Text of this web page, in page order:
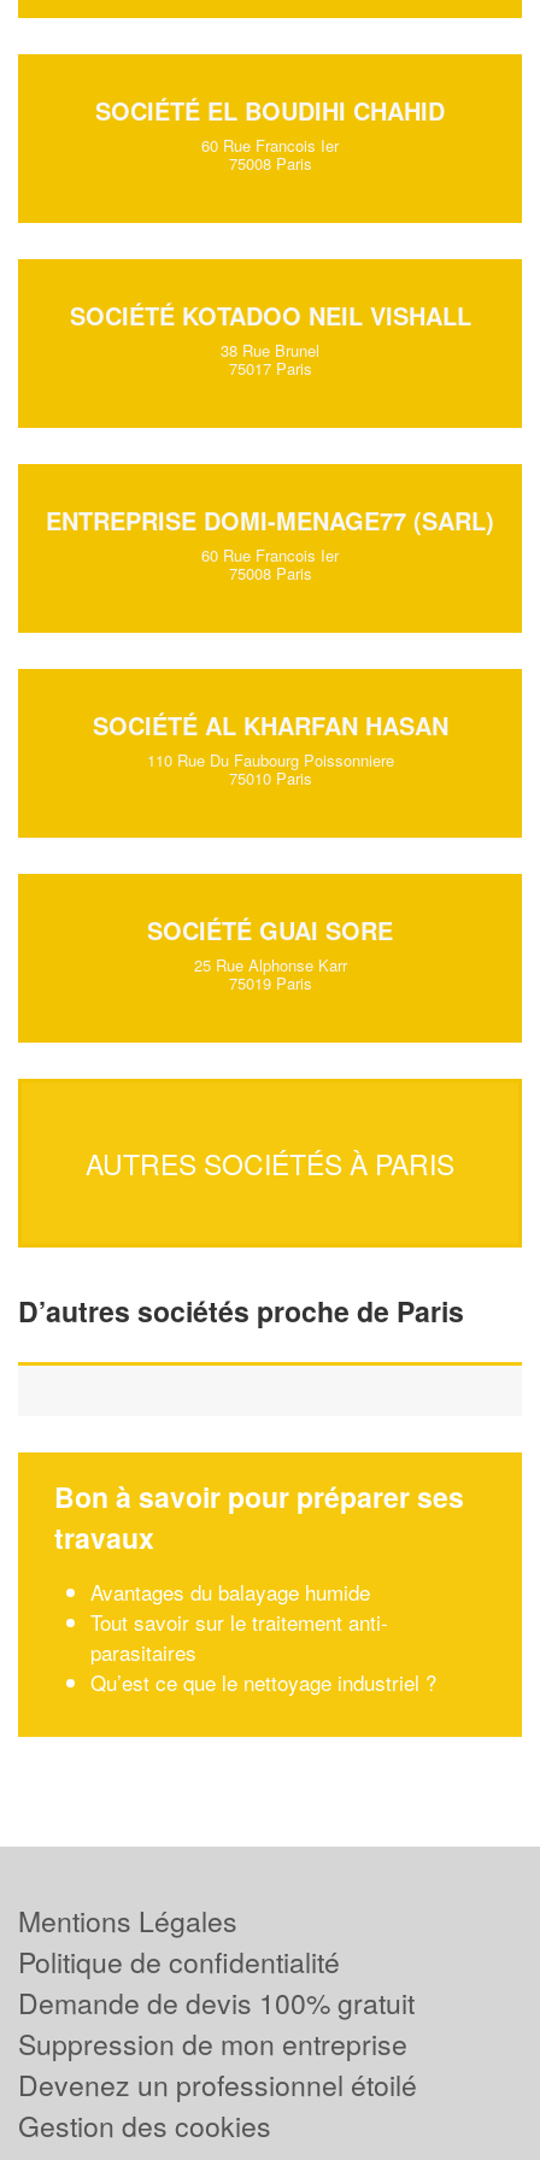
SOCIÉTÉ EL BOUDIHI CHAHID
60 Rue Francois Ier
75008 Paris
SOCIÉTÉ KOTADOO NEIL VISHALL
38 Rue Brunel
75017 Paris
ENTREPRISE DOMI-MENAGE77 (SARL)
60 Rue Francois Ier
75008 Paris
SOCIÉTÉ AL KHARFAN HASAN
110 Rue Du Faubourg Poissonniere
75010 Paris
SOCIÉTÉ GUAI SORE
25 Rue Alphonse Karr
75019 Paris
AUTRES SOCIÉTÉS À PARIS
D’autres sociétés proche de Paris
Bon à savoir pour préparer ses
travaux
Avantages du balayage humide
Tout savoir sur le traitement anti-
parasitaires
Qu’est ce que le nettoyage industriel ?
Mentions Légales
Politique de confidentialité
Demande de devis 100% gratuit
Suppression de mon entreprise
Devenez un professionnel étoilé
Gestion des cookies